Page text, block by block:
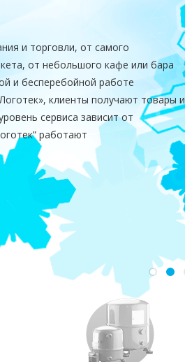
и торговли, от самого
от небольшого кафе или бара
и бесперебойной работе
клиенты получают товары и
сервиса зависит от
работают